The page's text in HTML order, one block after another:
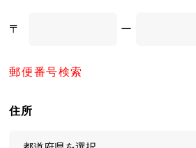
〒 ー
郵便番号検索
住所